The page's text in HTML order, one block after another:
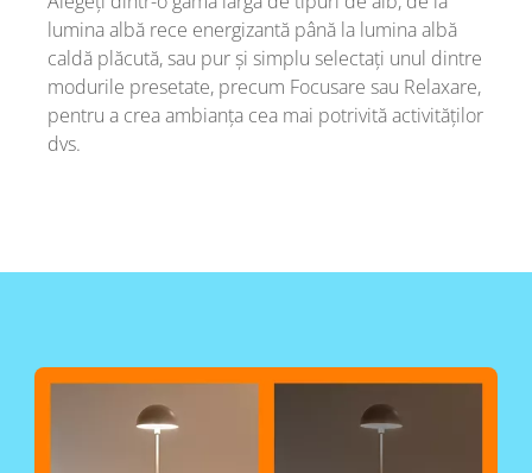
lumina albă rece energizantă până la lumina albă
caldă plăcută, sau pur și simplu selectați unul dintre
modurile presetate, precum Focusare sau Relaxare,
pentru a crea ambianța cea mai potrivită activităților
dvs.